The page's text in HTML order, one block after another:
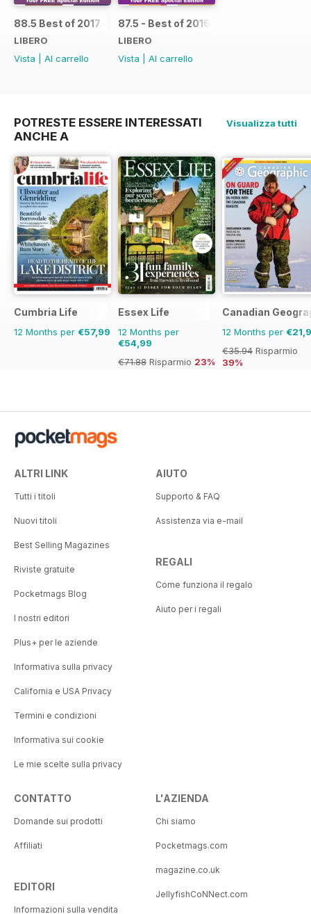
88.5 Best of 2017 - SPECIAL
LIBERO
Vista
Al carrello
87.5 - Best of 2016 - SPECIAL
LIBERO
Vista
Al carrello
POTRESTE ESSERE INTERESSATI
ANCHE A
Visualizza tutti
Cumbria Life
12 Months per €57,99
Essex Life
12 Months per
€54,99
€71.88 Risparmio 23%
Canadian
12 Months per
€35.94 Risparmio
39%
ALTRI LINK
Tutti i titoli
Nuovi titoli
Best Selling Magazines
Riviste gratuite
Pocketmags Blog
I nostri editori
Plus+ per le aziende
Informativa sulla privacy
California e USA Privacy
Termini e condizioni
Informativa sui cookie
Le mie scelte sulla privacy
AIUTO
Supporto & FAQ
Assistenza via e-mail
REGALI
Come funziona il regalo
Aiuto per i regali
CONTATTO
Domande sui prodotti
Affiliati
EDITORI
Informazioni sulla vendita
L'AZIENDA
Chi siamo
Pocketmags.com
magazine.co.uk
JellyfishCoNNect.com